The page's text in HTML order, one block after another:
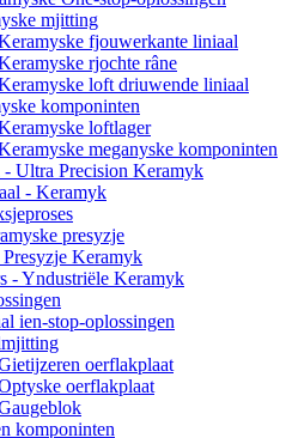
mjitting
fjouwerkante liniaal
rjochte râne
loft driuwende liniaal
komponinten
loftlager
meganyske komponinten
- Ultra Precision Keramyk
- Keramyk
presyzje
Keramyk
- Yndustriële Keramyk
ien-stop-oplossingen
oerflakplaat
oerflakplaat
komponinten